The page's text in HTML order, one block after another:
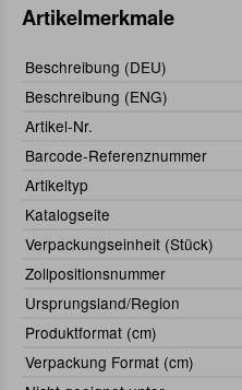
Artikelmerkmale
Beschreibung (DEU)
Beschreibung (ENG)
Artikel-Nr.
Barcode-Referenznummer
Artikeltyp
Katalogseite
Verpackungseinheit (Stück)
Zollpositionsnummer
Ursprungsland/Region
Produktformat (cm)
Verpackung Format (cm)